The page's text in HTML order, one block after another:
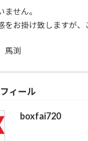
せん。
をお掛け致しますが、
馬渕
ィール
boxfai720